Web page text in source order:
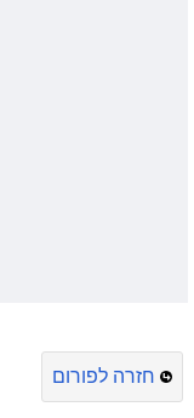
חזרה לפורום